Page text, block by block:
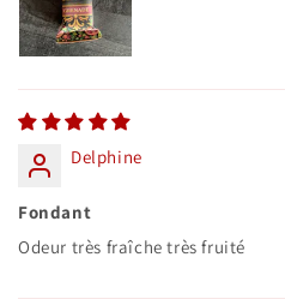
Delphine
Fondant
Odeur très fraîche très fruité